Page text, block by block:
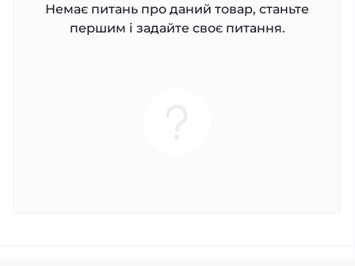
Немає питань про даний товар, станьте
першим і задайте своє питання.